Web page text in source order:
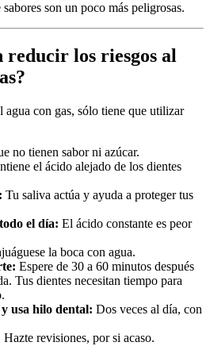
son un poco más peligrosas.
reducir los riesgos al
agua con gas, sólo tiene que utilizar
no tienen sabor ni azúcar.
el ácido alejado de los dientes
Tu saliva actúa y ayuda a proteger tus
el día: El ácido constante es peor
la boca con agua.
Espere de 30 a 60 minutos después
Tus dientes necesitan tiempo para
usa hilo dental: Dos veces al día, con
Hazte revisiones, por si acaso.